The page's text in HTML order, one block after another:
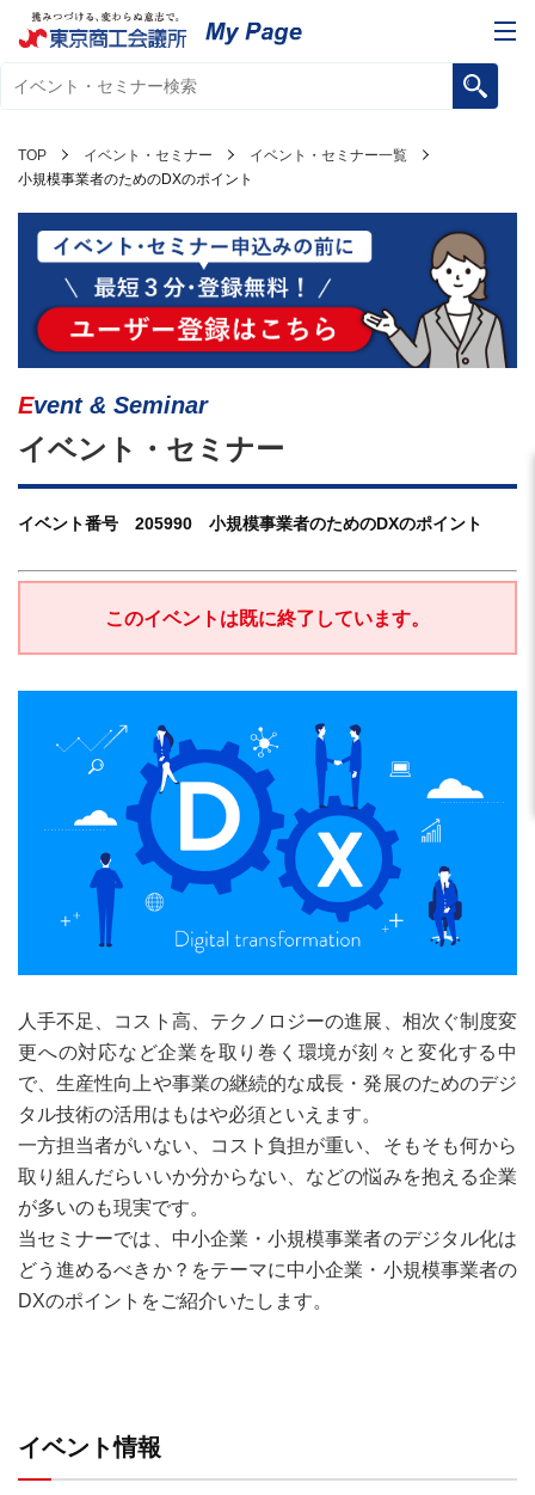
TOP イベント・セミナー
イベント・セミナー一覧
小規模事業者のためのDXのポイント
Event & Seminar
イベント・セミナー
イベント番号 205990 小規模事業者のためのDXのポイント
このイベントは既に終了しています。
人手不足、コスト高、テクノロジーの進展、相次ぐ制度変
更への対応など企業を取り巻く環境が刻々と変化する中
で、生産性向上や事業の継続的な成長・発展のためのデジ
タル技術の活用はもはや必須といえます。
一方担当者がいない、コスト負担が重い、そもそも何から
取り組んだらいいか分からない、などの悩みを抱える企業
が多いのも現実です。
当セミナーでは、中小企業・小規模事業者のデジタル化は
どう進めるべきか？をテーマに中小企業・小規模事業者の
DXのポイントをご紹介いたします。
イベント情報